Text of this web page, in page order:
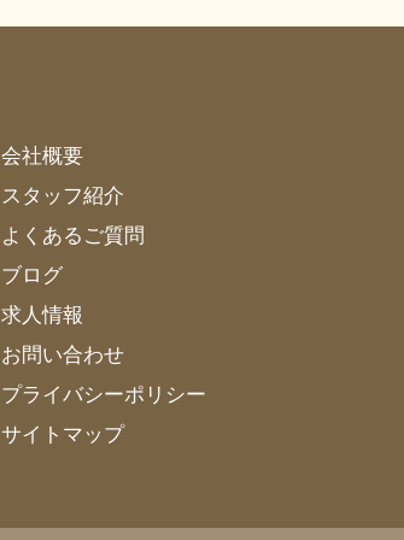
会社概要
スタッフ紹介
よくあるご質問
ブログ
求人情報
お問い合わせ
プライバシーポリシー
サイトマップ